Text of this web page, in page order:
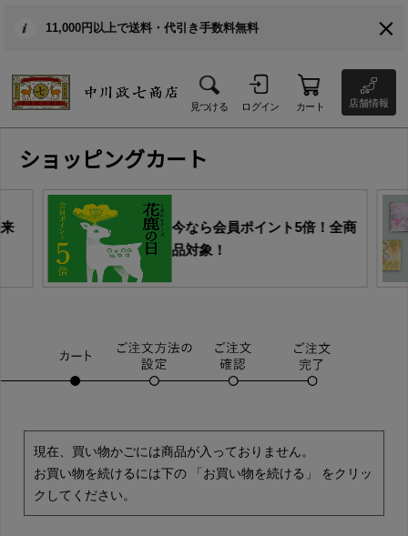
11,000円以上で送料・代引き手数料無料
見つける ログイン カート 店舗情報
ショッピングカート
今なら会員ポイント5倍！全商
品対象！
現在、買い物かごには商品が入っておりません。
お買い物を続けるには下の 「お買い物を続ける」 をクリッ
クしてください。